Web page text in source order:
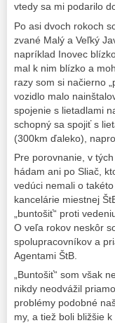
vtedy sa mi podarilo
Po asi dvoch rokoch
zvané Malý a Veľký
napríklad Inovec
mal k nim blízko a
razy som si načierno
vozidlo malo
spojenie s lietadlami
schopný sa spojiť s
(300km ďaleko),
Pre porovnanie, v
hádam ani po Sliač,
vedúci nemali o
kancelárie miestnej
„buntošiť“ proti
O veľa rokov neskôr
spolupracovníkov a
Agentami ŠtB.
„Buntošiť“ som však
nikdy neodvážil
problémy podobné
my, a tiež boli bližšie k